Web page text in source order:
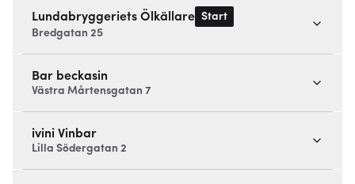
Lundabryggeriets Ölkällare Start
Bredgatan 25
Bar beckasin
Västra Mårtensgatan 7
ivini Vinbar
Lilla Södergatan 2